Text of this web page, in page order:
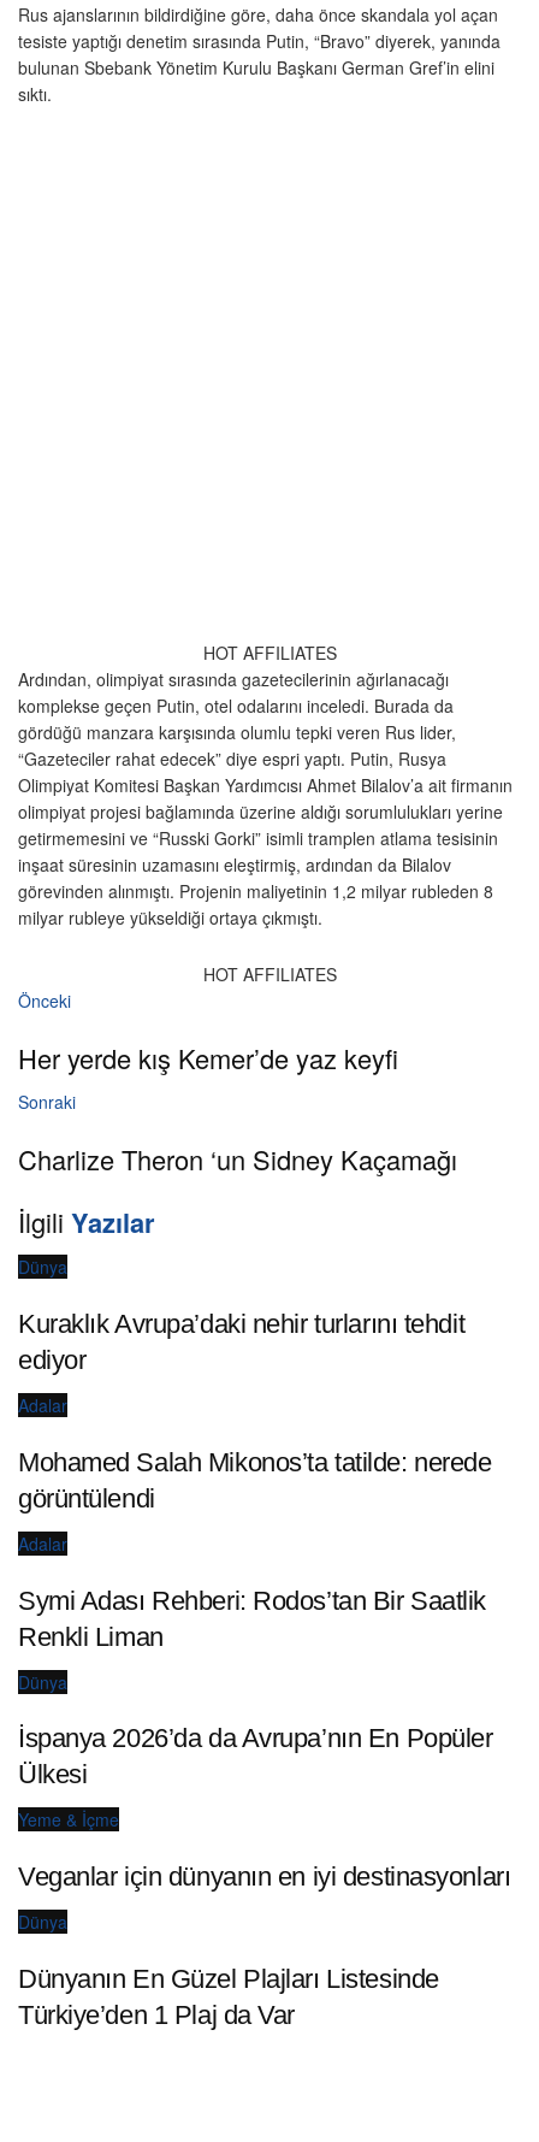
Rus ajanslarının bildirdiğine göre, daha önce skandala yol açan
tesiste yaptığı denetim sırasında Putin, “Bravo” diyerek, yanında
bulunan Sbebank Yönetim Kurulu Başkanı German Gref’in elini
sıktı.
HOT AFFILIATES
Ardından, olimpiyat sırasında gazetecilerinin ağırlanacağı
komplekse geçen Putin, otel odalarını inceledi. Burada da
gördüğü manzara karşısında olumlu tepki veren Rus lider,
“Gazeteciler rahat edecek” diye espri yaptı. Putin, Rusya
Olimpiyat Komitesi Başkan Yardımcısı Ahmet Bilalov’a ait firmanın
olimpiyat projesi bağlamında üzerine aldığı sorumlulukları yerine
getirmemesini ve “Russki Gorki” isimli tramplen atlama tesisinin
inşaat süresinin uzamasını eleştirmiş, ardından da Bilalov
görevinden alınmıştı. Projenin maliyetinin 1,2 milyar rubleden 8
milyar rubleye yükseldiği ortaya çıkmıştı.
HOT AFFILIATES
Önceki
Her yerde kış Kemer’de yaz keyfi
Sonraki
Charlize Theron ‘un Sidney Kaçamağı
İlgili Yazılar
Dünya
Kuraklık Avrupa’daki nehir turlarını tehdit
ediyor
Adalar
Mohamed Salah Mikonos’ta tatilde: nerede
görüntülendi
Adalar
Symi Adası Rehberi: Rodos’tan Bir Saatlik
Renkli Liman
Dünya
İspanya 2026’da da Avrupa’nın En Popüler
Ülkesi
Yeme & İçme
Veganlar için dünyanın en iyi destinasyonları
Dünya
Dünyanın En Güzel Plajları Listesinde
Türkiye’den 1 Plaj da Var